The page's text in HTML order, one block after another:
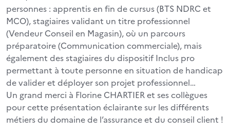
personnes : apprentis en fin de cursus (BTS NDRC et
MCO), stagiaires validant un titre professionnel
(Vendeur Conseil en Magasin), où un parcours
préparatoire (Communication commerciale), mais
également des stagiaires du dispositif Inclus pro
permettant à toute personne en situation de handicap
de valider et déployer son projet professionnel…
Un grand merci à Florine CHARTIER et ses collègues
pour cette présentation éclairante sur les différents
métiers du domaine de l’assurance et du conseil client !